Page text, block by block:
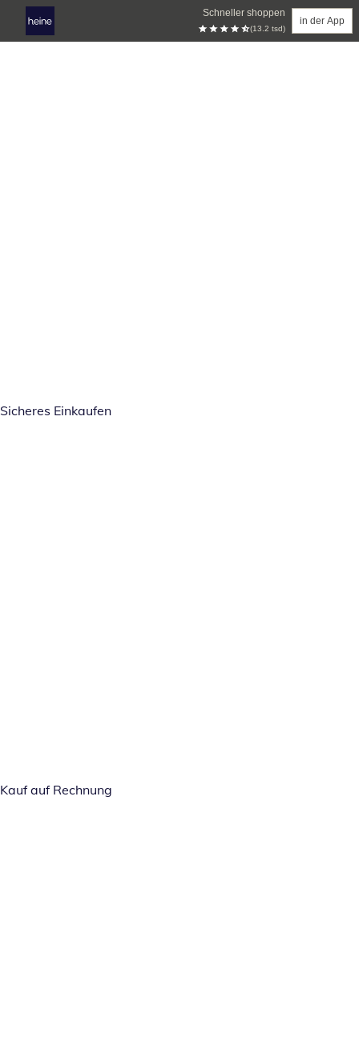
Schneller shoppen
(13.2 tsd)
in der App
Sicheres Einkaufen
Kauf auf Rechnung